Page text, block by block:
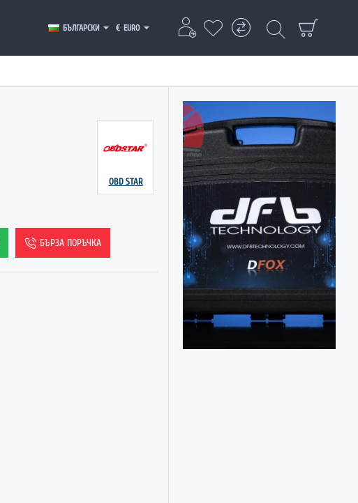
БЪЛГАРСКИ € EURO
OBD STAR
БЪРЗА ПОРЪЧКА